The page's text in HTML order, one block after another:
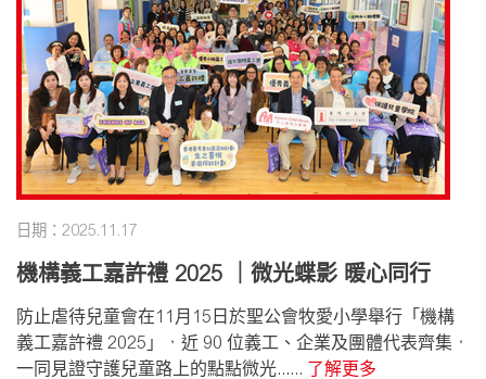
日期：2025.11.17
機構義工嘉許禮 2025 ｜微光蝶影 暖心同行
防止虐待兒童會在11月15日於聖公會牧愛小學舉行「機構
義工嘉許禮 2025」，近 90 位義工、企業及團體代表齊集，
一同見證守護兒童路上的點點微光...... 了解更多